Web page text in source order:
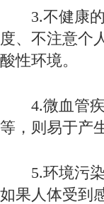
3.不健康的
度、不注意个
酸性环境。
4.微血管疾
等，则易于产
5.环境污染
如果人体受到